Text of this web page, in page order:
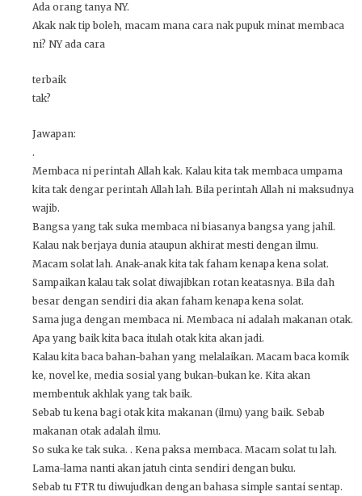
Ada orang tanya NY.
Akak nak tip boleh, macam mana cara nak pupuk minat membaca
ni? NY ada cara
terbaik
tak?
Jawapan:
.
Membaca ni perintah Allah kak. Kalau kita tak membaca umpama
kita tak dengar perintah Allah lah. Bila perintah Allah ni maksudnya
wajib.
Bangsa yang tak suka membaca ni biasanya bangsa yang jahil.
Kalau nak berjaya dunia ataupun akhirat mesti dengan ilmu.
Macam solat lah. Anak-anak kita tak faham kenapa kena solat.
Sampaikan kalau tak solat diwajibkan rotan keatasnya. Bila dah
besar dengan sendiri dia akan faham kenapa kena solat.
Sama juga dengan membaca ni. Membaca ni adalah makanan otak.
Apa yang baik kita baca itulah otak kita akan jadi.
Kalau kita baca bahan-bahan yang melalaikan. Macam baca komik
ke, novel ke, media sosial yang bukan-bukan ke. Kita akan
membentuk akhlak yang tak baik.
Sebab tu kena bagi otak kita makanan (ilmu) yang baik. Sebab
makanan otak adalah ilmu.
So suka ke tak suka. . Kena paksa membaca. Macam solat tu lah.
Lama-lama nanti akan jatuh cinta sendiri dengan buku.
Sebab tu FTR tu diwujudkan dengan bahasa simple santai sentap.